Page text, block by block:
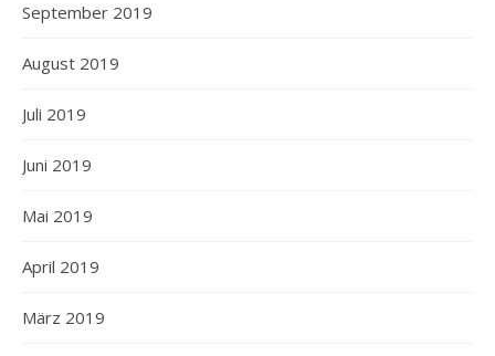
September 2019
August 2019
Juli 2019
Juni 2019
Mai 2019
April 2019
März 2019